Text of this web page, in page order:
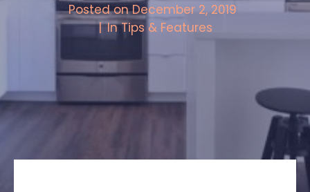
Posted onDecember 2, 2019
InTips & Features